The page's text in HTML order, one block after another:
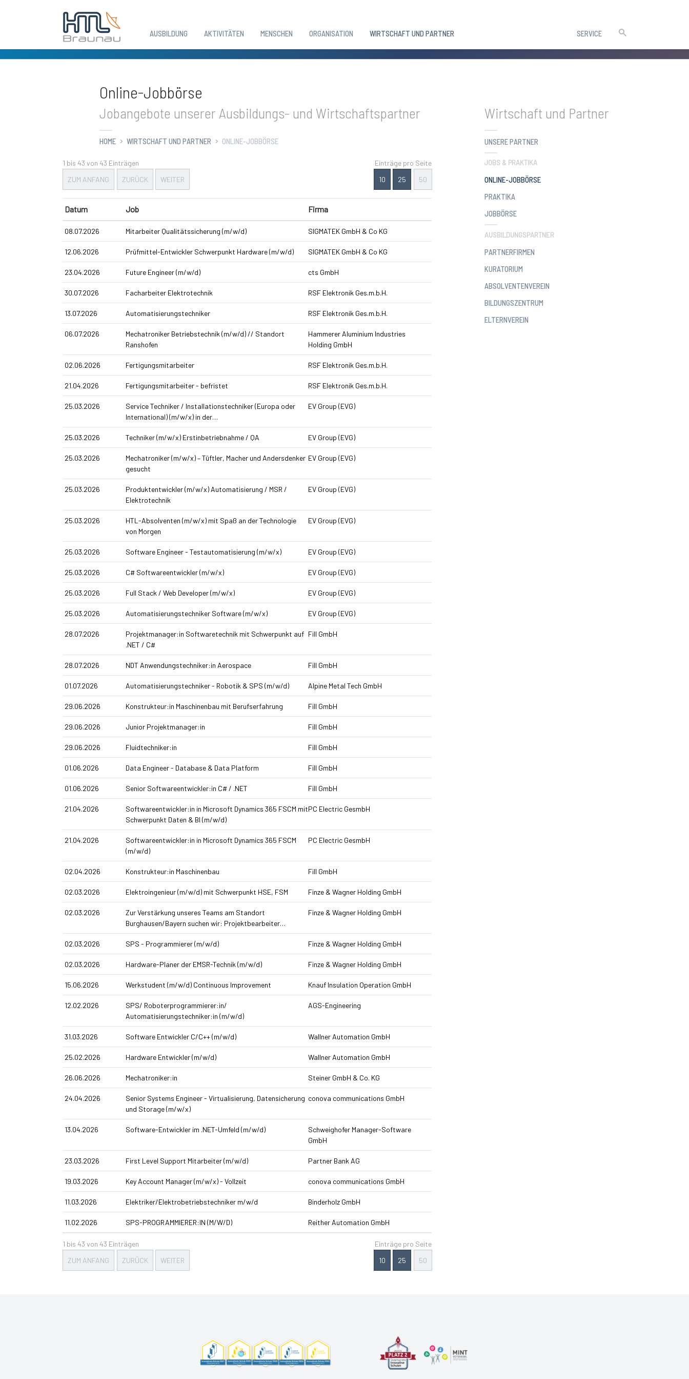
AUSBILDUNG AKTIVITÄTEN MENSCHEN ORGANISATION WIRTSCHAFT UND PARTNER SERVICE
Online-Jobbörse
Jobangebote unserer Ausbildungs- und Wirtschaftspartner
HOME WIRTSCHAFT UND PARTNER ONLINE-JOBBÖRSE
1 bis 43 von 43 Einträgen
ZUM ANFANG
ZURÜCK WEITER
Einträge pro Seite
10
25 50
Datum Job Firma
08.07.2026 Mitarbeiter Qualitätssicherung (m/w/d) SIGMATEK GmbH & Co KG
12.06.2026 Prüfmittel-Entwickler Schwerpunkt Hardware (m/w/d) SIGMATEK GmbH & Co KG
23.04.2026 Future Engineer (m/w/d) cts GmbH
30.07.2026 Facharbeiter Elektrotechnik RSF Elektronik Ges.m.b.H.
13.07.2026 Automatisierungstechniker RSF Elektronik Ges.m.b.H.
06.07.2026
Mechatroniker Betriebstechnik (m/w/d) // Standort
Ranshofen
Hammerer Aluminium Industries
Holding GmbH
02.06.2026 Fertigungsmitarbeiter RSF Elektronik Ges.m.b.H.
21.04.2026 Fertigungsmitarbeiter - befristet RSF Elektronik Ges.m.b.H.
25.03.2026
Service Techniker / Installations­techniker (Europa oder
International) (m/w/x) in der…
EV Group (EVG)
25.03.2026 Techniker (m/w/x) Erst­inbetriebnahme / QA EV Group (EVG)
25.03.2026
Mechatroniker (m/w/x) – Tüftler, Macher und Andersdenker
gesucht
EV Group (EVG)
25.03.2026
Produkt­entwickler (m/w/x) Automatisierung / MSR /
Elektrotechnik
EV Group (EVG)
25.03.2026
HTL-Absolventen (m/w/x) mit Spaß an der Technologie
von Morgen
EV Group (EVG)
25.03.2026 Software Engineer - Testautomatisierung (m/w/x) EV Group (EVG)
25.03.2026 C# Softwareentwickler (m/w/x) EV Group (EVG)
25.03.2026 Full Stack / Web Developer (m/w/x) EV Group (EVG)
25.03.2026 Automatisierungs­techniker Software (m/w/x) EV Group (EVG)
28.07.2026
Projektmanager:in Softwaretechnik mit Schwerpunkt auf
.NET / C#
Fill GmbH
28.07.2026 NDT Anwendungstechniker:in Aerospace Fill GmbH
01.07.2026 Automatisierungstechniker - Robotik & SPS (m/w/d) Alpine Metal Tech GmbH
29.06.2026 Konstrukteur:in Maschinenbau mit Berufserfahrung Fill GmbH
29.06.2026 Junior Projektmanager:in Fill GmbH
29.06.2026 Fluidtechniker:in Fill GmbH
01.06.2026 Data Engineer - Database & Data Platform Fill GmbH
01.06.2026 Senior Softwareentwickler:in C# / .NET Fill GmbH
21.04.2026
Softwareentwickler:in in Microsoft Dynamics 365 FSCM mit
Schwerpunkt Daten & BI (m/w/d)
PC Electric GesmbH
21.04.2026
Softwareentwickler:in in Microsoft Dynamics 365 FSCM
(m/w/d)
PC Electric GesmbH
02.04.2026 Konstrukteur:in Maschinenbau Fill GmbH
02.03.2026 Elektroingenieur (m/w/d) mit Schwerpunkt HSE, FSM Finze & Wagner Holding GmbH
02.03.2026
Zur Verstärkung unseres Teams am Standort
Burghausen/Bayern suchen wir: Projektbearbeiter…
Finze & Wagner Holding GmbH
02.03.2026 SPS - Programmierer (m/w/d) Finze & Wagner Holding GmbH
02.03.2026 Hardware-Planer der EMSR-Technik (m/w/d) Finze & Wagner Holding GmbH
15.06.2026 Werkstudent (m/w/d) Continuous Improvement Knauf Insulation Operation GmbH
12.02.2026
SPS/ Roboterprogrammierer:in/
Automatisierungstechniker:in (m/w/d)
AGS-Engineering
31.03.2026 Software Entwickler C/C++ (m/w/d) Wallner Automation GmbH
25.02.2026 Hardware Entwickler (m/w/d) Wallner Automation GmbH
26.06.2026 Mechatroniker:in Steiner GmbH & Co. KG
24.04.2026
Senior Systems Engineer - Virtualisierung, Datensicherung
und Storage (m/w/x)
conova communications GmbH
13.04.2026 Software-Entwickler im .NET-Umfeld (m/w/d)
Schweighofer Manager-Software
GmbH
23.03.2026 First Level Support Mitarbeiter (m/w/d) Partner Bank AG
19.03.2026 Key Account Manager (m/w/x) - Vollzeit conova communications GmbH
11.03.2026 Elektriker/Elektrobetriebstechniker m/w/d Binderholz GmbH
11.02.2026 SPS-PROGRAMMIERER:IN (M/W/D) Reither Automation GmbH
1 bis 43 von 43 Einträgen
ZUM ANFANG
ZURÜCK WEITER
Einträge pro Seite
10
25 50
Wirtschaft und Partner
UNSERE PARTNER
JOBS & PRAKTIKA
ONLINE-JOBBÖRSE(CURRENT)
PRAKTIKA
JOBBÖRSE
AUSBILDUNGSPARTNER
PARTNERFIRMEN
KURATORIUM
ABSOLVENTENVEREIN
BILDUNGSZENTRUM
ELTERNVEREIN